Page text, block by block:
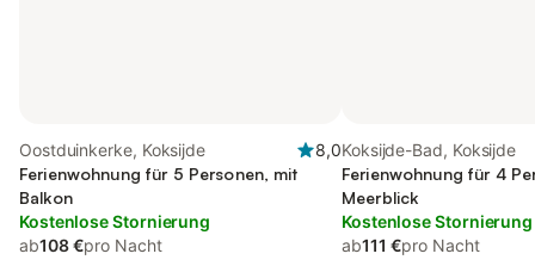
Oostduinkerke, Koksijde
8,0
Ferienwohnung für 5 Personen, mit
Balkon
Kostenlose Stornierung
ab108 €pro Nacht
Koksijde-Bad, Koksijde
Ferienwohnung für 4
Meerblick
Kostenlose Stornierung
ab111 €pro Nacht